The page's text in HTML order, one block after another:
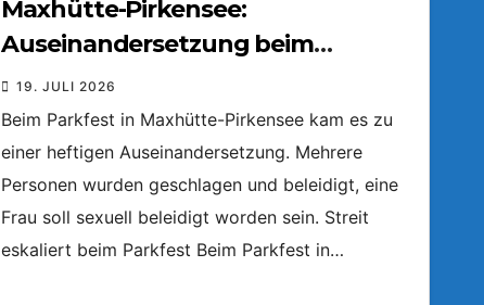
Maxhütte-Pirkensee:
Auseinandersetzung beim
Parkfest
19. JULI 2026
Beim Parkfest in Maxhütte-Pirkensee kam es zu
einer heftigen Auseinandersetzung. Mehrere
Personen wurden geschlagen und beleidigt, eine
Frau soll sexuell beleidigt worden sein. Streit
eskaliert beim Parkfest Beim Parkfest in…